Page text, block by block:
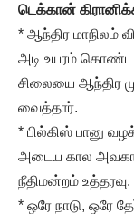
டெக்கான்
* ஆந்திர மாநிலம்
அடி உயரம் கொண்ட
சிலையை ஆந்திர
வைத்தார்.
* பில்கிஸ் பானு
அடைய கால
நீதிமன்றம் உத்தரவு.
* ஒரே நாடு, ஒரே